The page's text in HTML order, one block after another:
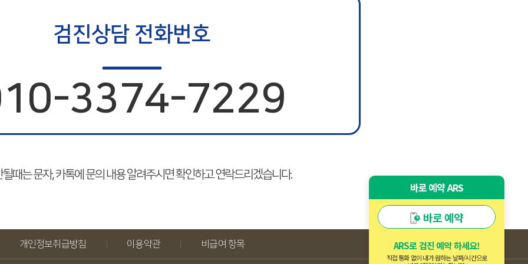
검진상담 전화번호
3374-7229
때는 문자, 카톡에 문의 내용 알려주시면 확인하고 연락드리겠습니다.
개인정보취급방침 이용약관 비급여 항목